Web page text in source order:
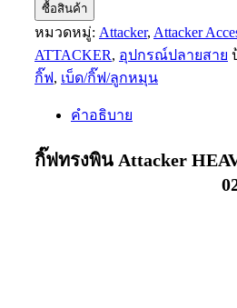
ซื้อสินค้า
หมวดหมู่: Attacker, Attacker
ATTACKER, อุปกรณ์ปลายสาย
กิ๊ฟ, เบ็ด/กิ๊ฟ/ลูกหมุน
คำอธิบาย
กิ๊ฟทรงพิน Attacker